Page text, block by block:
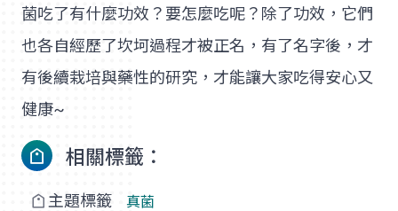
菌吃了有什麼功效？要怎麼吃呢？除了功效，它們
也各自經歷了坎坷過程才被正名，有了名字後，才
有後續栽培與藥性的研究，才能讓大家吃得安心又
健康~
相關標籤：
主題標籤 真菌